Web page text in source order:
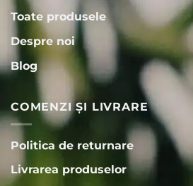
Toate produsele
Despre noi
Blog
COMENZI ȘI LIVRARE
Politica de returnare
Livrarea produselor